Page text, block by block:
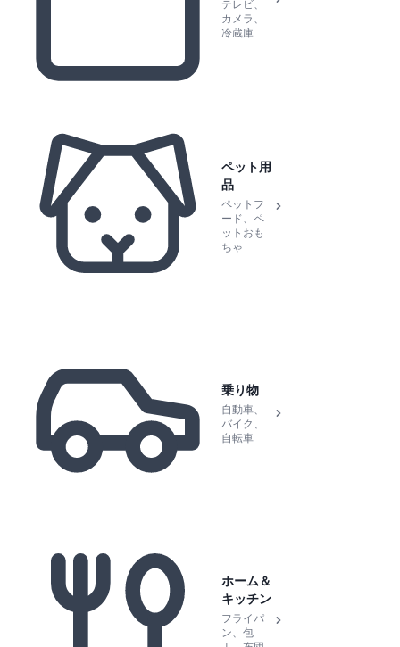
テレビ、
カメラ、
冷蔵庫
ペット用
品
ペットフ
ード、ペ
ットおも
ちゃ
乗り物
自動車、
バイク、
自転車
ホーム＆
キッチン
フライパ
ン、包